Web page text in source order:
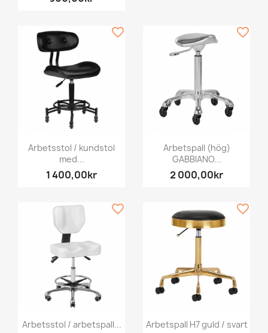
Arbetsstol / kundstol
med...
1 400,00kr
favorite_border
Arbetspall (hög)
GABBIANO...
2 000,00kr
favorite_border
Arbetsstol / arbetspall...
favorite_border
Arbetspall H7 guld / svart
favorite_border